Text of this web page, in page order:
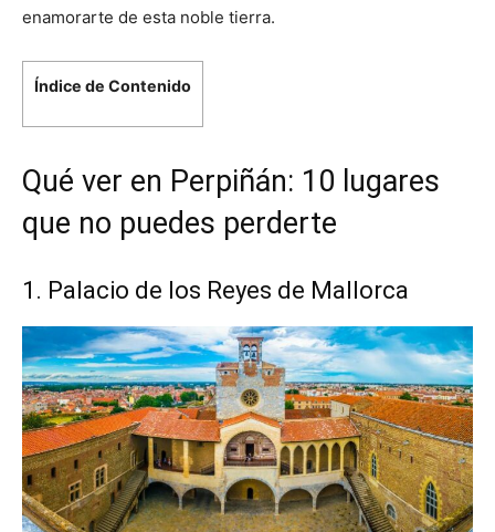
enamorarte de esta noble tierra.
Índice de Contenido
Qué ver en Perpiñán: 10 lugares
que no puedes perderte
1. Palacio de los Reyes de Mallorca